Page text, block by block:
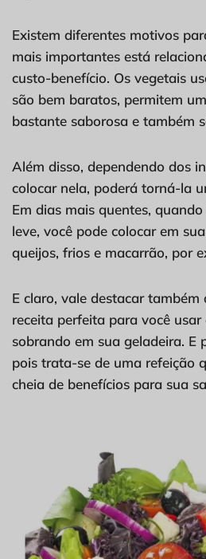
Existem diferentes motivos
mais importantes está
custo-benefício. Os vegetais
são bem baratos, permitem
bastante saborosa e também
Além disso, dependendo dos
colocar nela, poderá torná-la
Em dias mais quentes,
leve, você pode colocar em
queijos, frios e macarrão, por
E claro, vale destacar também
receita perfeita para você
sobrando em sua geladeira. E
pois trata-se de uma refeição
cheia de benefícios para sua